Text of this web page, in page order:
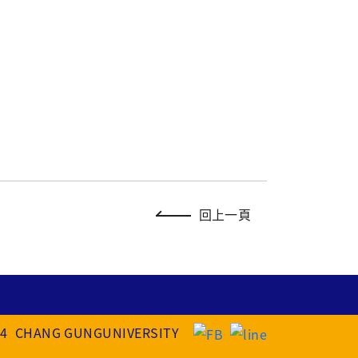
回上一頁
CHANG GUNGUNIVERSITY